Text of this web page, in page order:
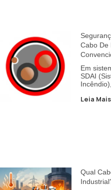
Cabo De
Em
SDAI
Leia
Qual